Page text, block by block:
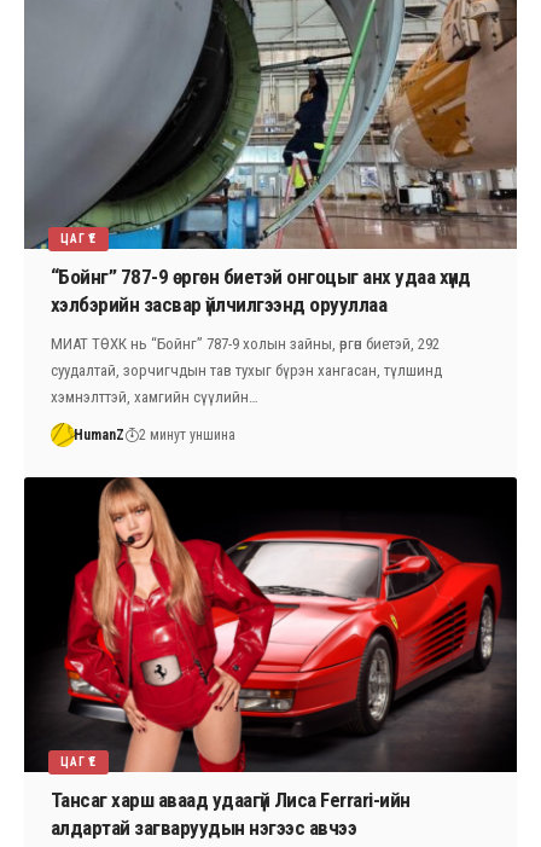
ЦАГ ҮЕ
“Бойнг” 787-9 өргөн биетэй онгоцыг анх удаа хүнд
хэлбэрийн засвар үйлчилгээнд орууллаа
МИАТ ТӨХК нь “Бойнг” 787-9 холын зайны, өргөн биетэй, 292
суудалтай, зорчигчдын тав тухыг бүрэн хангасан, түлшинд
хэмнэлттэй, хамгийн сүүлийн…
HumanZ 2 минут уншина
ЦАГ ҮЕ
Тансаг харш аваад удаагүй Лиса Ferrari-ийн
алдартай загваруудын нэгээс авчээ